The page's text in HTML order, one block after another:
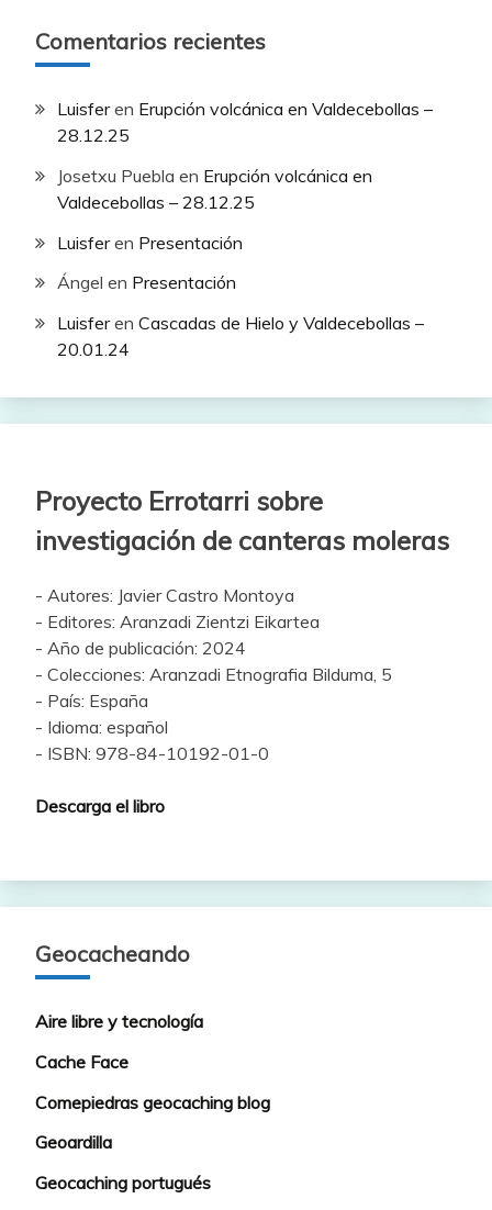
Comentarios recientes
Luisferen Erupción volcánica en Valdecebollas –
28.12.25
Josetxu Puebla en Erupción volcánica en
Valdecebollas – 28.12.25
Luisferen Presentación
Ángel en Presentación
Luisferen Cascadas de Hielo y Valdecebollas –
20.01.24
Proyecto Errotarri sobre
investigación de canteras moleras
- Autores: Javier Castro Montoya
- Editores: Aranzadi Zientzi Eikartea
- Año de publicación: 2024
- Colecciones: Aranzadi Etnografia Bilduma, 5
- País: España
- Idioma: español
- ISBN: 978-84-10192-01-0
Descarga el libro
Geocacheando
Aire libre y tecnología
Cache Face
Comepiedras geocaching blog
Geoardilla
Geocaching portugués